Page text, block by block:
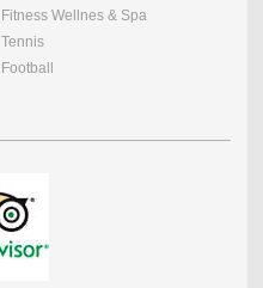
Fitness Wellnes & Spa
Tennis
Football